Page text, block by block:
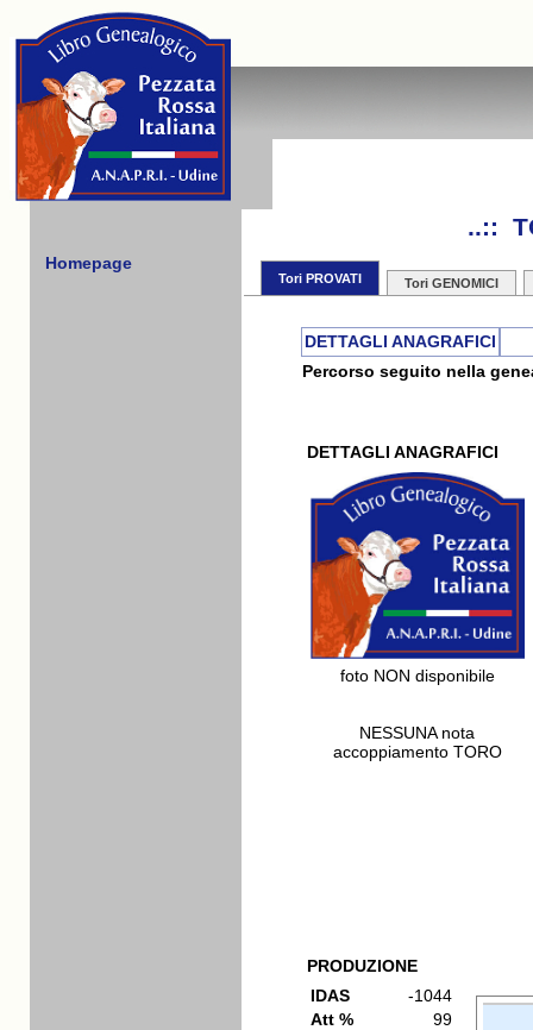
Homepage
..::
Tori PROVATI Tori GENOMICI
DETTAGLI ANAGRAFICI
Percorso seguito nella
DETTAGLI ANAGRAFICI
foto NON disponibile
NESSUNA nota
accoppiamento TORO
PRODUZIONE
IDAS
-1044
Att %
99